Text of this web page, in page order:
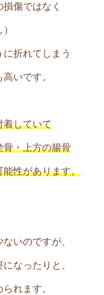
傷ではなく
折れてしまう
いです。
着していて
骨・上方の腸骨
能性があります。
いのですが、
なったりと、
れます。